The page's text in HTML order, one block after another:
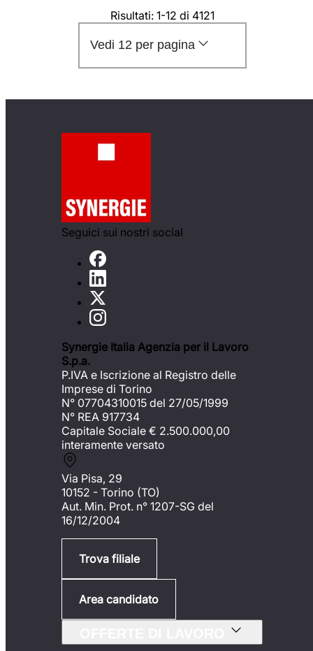
Risultati: 1-12 di 4121
Vedi 12 per pagina
Seguici sui nostri social
Synergie Italia Agenzia per il Lavoro
S.p.a.
P.IVA e Iscrizione al Registro delle
Imprese di Torino
N° 07704310015 del 27/05/1999
N° REA 917734
Capitale Sociale € 2.500.000,00
interamente versato
Via Pisa, 29
10152 - Torino (TO)
Aut. Min. Prot. n° 1207-SG del
16/12/2004
Trova filiale
Area candidato